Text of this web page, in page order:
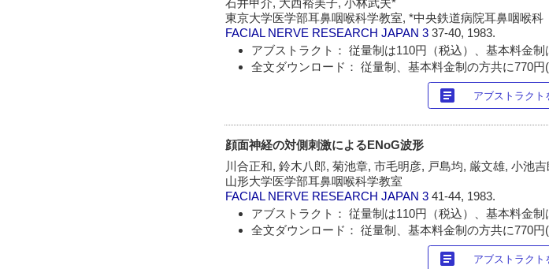
東京大学医学部耳鼻咽喉科学教室, *中央鉄道病院耳鼻咽喉科
FACIAL NERVE RESEARCH JAPAN 337-40, 1983.
アブストラクト： 従量制は110円（税込）、基本料金制
全文ダウンロード： 従量制、基本料金制の方共に770円(
article アブストラクト
顔面神経の対側刺激によるENoG波形
川合正和, 鈴木八郎, 菊池章, 市毛明彦, 戸島均, 厳文雄, 小池吉
山形大学医学部耳鼻咽喉科学教室
FACIAL NERVE RESEARCH JAPAN 341-44, 1983.
アブストラクト： 従量制は110円（税込）、基本料金制
全文ダウンロード： 従量制、基本料金制の方共に770円(
article アブストラクト